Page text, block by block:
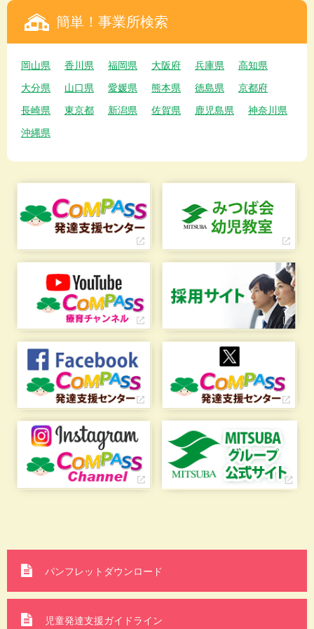
簡単！事業所検索
岡山県 香川県 福岡県 大阪府 兵庫県
高知県
大分県
山口県 愛媛県 熊本県 徳島県
京都府
長崎県
東京都 新潟県 佐賀県 鹿児島県
神奈川県
沖縄県
パンフレットダウンロード
児童発達支援ガイドライン